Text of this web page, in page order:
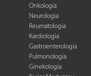
Onkologia
Neurologia
Reumatologia
Kardiologia
Gastroenterologia
Pulmonologia
Ginekologia